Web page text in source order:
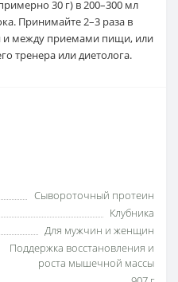
30 г) в 200–300 мл
Принимайте 2–3 раза в
и между приемами пищи, или
тренера или диетолога.
Сывороточный протеин
Клубника
Для мужчин и женщин
Поддержка восстановления и
роста мышечной массы